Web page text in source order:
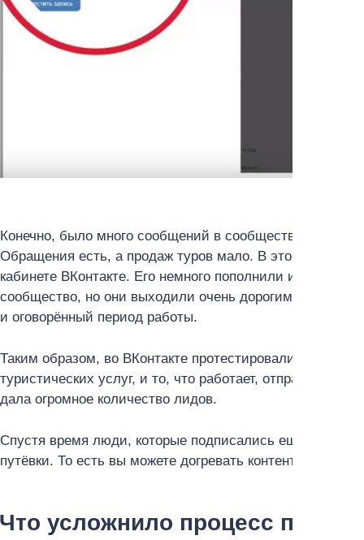
Конечно, было много сообщений в сообщество из
Обращения есть, а продаж туров мало. В это время у
кабинете ВКонтакте. Его немного пополнили и
сообщество, но они выходили очень дорогими и лиды
и оговорённый период работы.
Таким образом, во ВКонтакте протестировали
туристических услуг, и то, что работает, отправили в
дала огромное количество лидов.
Спустя время люди, которые подписались ещё во
путёвки. То есть вы можете догревать контентом тех,
Что усложнило процесс